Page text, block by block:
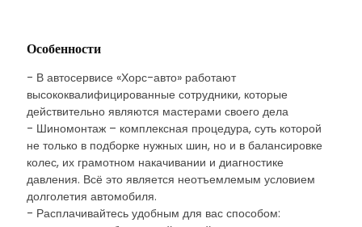
Особенности
- В автосервисе «Хорс-авто» работают
высококвалифицированные сотрудники, которые
действительно являются мастерами своего дела
- Шиномонтаж – комплексная процедура, суть которой
не только в подборке нужных шин, но и в балансировке
колес, их грамотном накачивании и диагностике
давления. Всё это является неотъемлемым условием
долголетия автомобиля.
- Расплачивайтесь удобным для вас способом: